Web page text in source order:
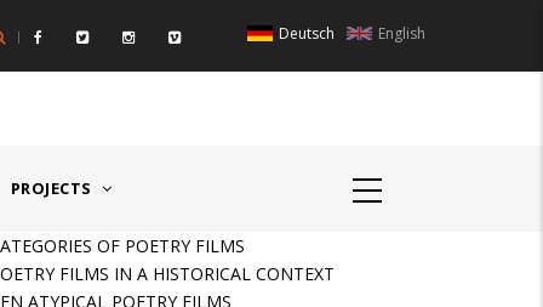
RAUM I - ÖSTERREICH HAUPTPREIS
English
Deutsch
PROJECTS
OF POETRY FILMS
FILMS IN A HISTORICAL CONTEXT
ATYPICAL POETRY FILMS